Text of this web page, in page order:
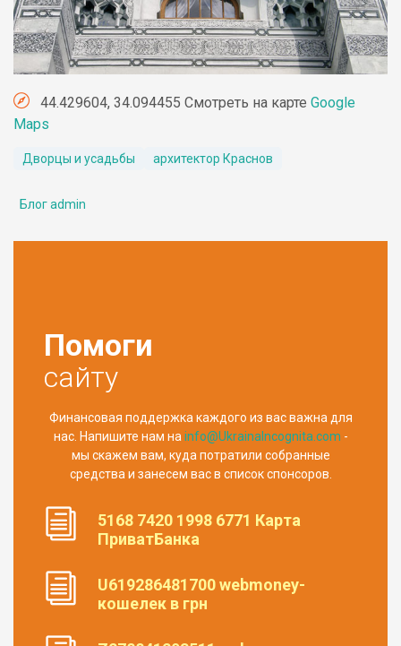
44.429604, 34.094455 Смотреть на карте Google
Maps
Дворцы и усадьбы архитектор Краснов
Блог admin
Помоги
сайту
Финансовая поддержка каждого из вас важна для
нас. Напишите нам наinfo@UkrainaIncognita.com -
мы скажем вам, куда потратили собранные
средства и занесем вас в список спонсоров.
5168 7420 1998 6771 Карта
ПриватБанка
U619286481700 webmoney-
кошелек в грн